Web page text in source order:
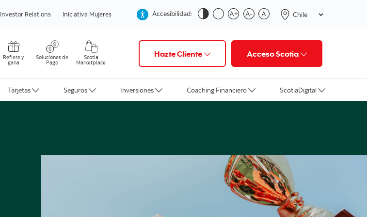
Investor Relations Iniciativa Mujeres Accesibilidad:
Refiere y
gana
Soluciones de
Pago
Scotia
Marketplace
Hazte Cliente Acceso Scotia
Tarjetas Seguros Inversiones Coaching Financiero ScotiaDigital